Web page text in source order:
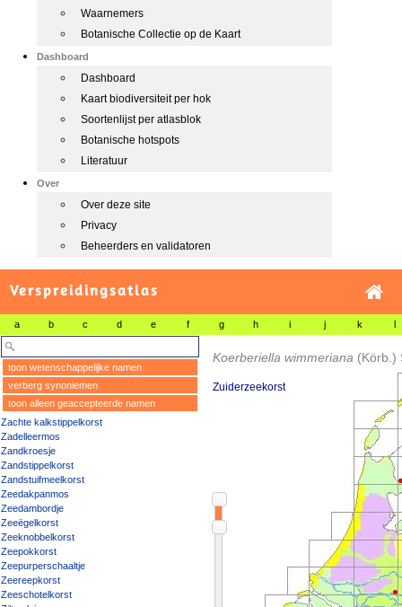
Waarnemers
Botanische Collectie op de Kaart
Dashboard
Dashboard
Kaart biodiversiteit per hok
Soortenlijst per atlasblok
Botanische hotspots
Literatuur
Over
Over deze site
Privacy
Beheerders en validatoren
Verspreidingsatlas
a b c d e f g h i j k l
toon wetenschappelijke namen
verberg synoniemen
toon alleen geaccepteerde namen
Zachte kalkstippelkorst
Zadelleermos
Zandkroesje
Zandstippelkorst
Zandstuifmeelkorst
Zeedakpanmos
Zeedambordje
Zeeëgelkorst
Zeeknobbelkorst
Zeepokkorst
Zeepurperschaaltje
Zeereepkorst
Zeeschotelkorst
Koerberiella wimmeriana (Körb.)
Zuiderzeekorst